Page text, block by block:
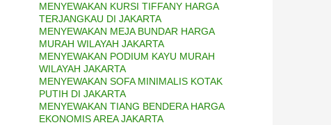
MENYEWAKAN KURSI TIFFANY HARGA
TERJANGKAU DI JAKARTA
MENYEWAKAN MEJA BUNDAR HARGA
MURAH WILAYAH JAKARTA
MENYEWAKAN PODIUM KAYU MURAH
WILAYAH JAKARTA
MENYEWAKAN SOFA MINIMALIS KOTAK
PUTIH DI JAKARTA
MENYEWAKAN TIANG BENDERA HARGA
EKONOMIS AREA JAKARTA